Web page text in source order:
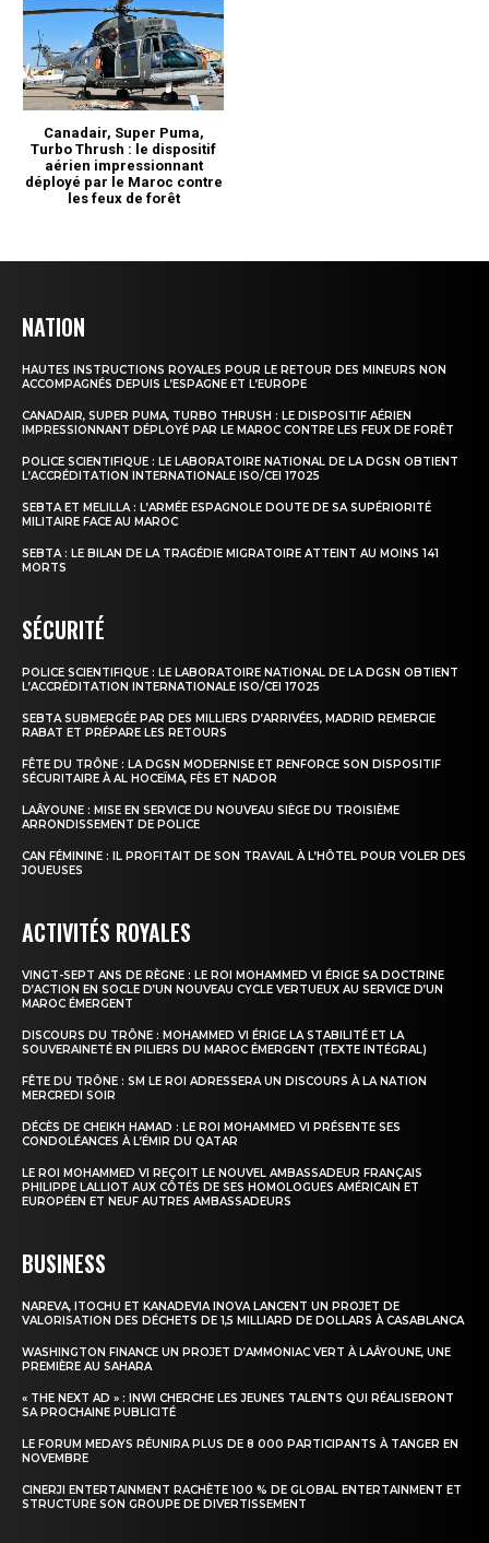
NATION
HAUTES INSTRUCTIONS ROYALES POUR LE RETOUR DES MINEURS NON
ACCOMPAGNÉS DEPUIS L’ESPAGNE ET L’EUROPE
CANADAIR, SUPER PUMA, TURBO THRUSH : LE DISPOSITIF AÉRIEN
IMPRESSIONNANT DÉPLOYÉ PAR LE MAROC CONTRE LES FEUX DE FORÊT
POLICE SCIENTIFIQUE : LE LABORATOIRE NATIONAL DE LA DGSN OBTIENT
L’ACCRÉDITATION INTERNATIONALE ISO/CEI 17025
SEBTA ET MELILLA : L’ARMÉE ESPAGNOLE DOUTE DE SA SUPÉRIORITÉ
MILITAIRE FACE AU MAROC
SEBTA : LE BILAN DE LA TRAGÉDIE MIGRATOIRE ATTEINT AU MOINS 141
MORTS
SÉCURITÉ
POLICE SCIENTIFIQUE : LE LABORATOIRE NATIONAL DE LA DGSN OBTIENT
L’ACCRÉDITATION INTERNATIONALE ISO/CEI 17025
SEBTA SUBMERGÉE PAR DES MILLIERS D’ARRIVÉES, MADRID REMERCIE
RABAT ET PRÉPARE LES RETOURS
FÊTE DU TRÔNE : LA DGSN MODERNISE ET RENFORCE SON DISPOSITIF
SÉCURITAIRE À AL HOCEÏMA, FÈS ET NADOR
LAÂYOUNE : MISE EN SERVICE DU NOUVEAU SIÈGE DU TROISIÈME
ARRONDISSEMENT DE POLICE
CAN FÉMININE : IL PROFITAIT DE SON TRAVAIL À L’HÔTEL POUR VOLER DES
JOUEUSES
ACTIVITÉS ROYALES
VINGT-SEPT ANS DE RÈGNE : LE ROI MOHAMMED VI ÉRIGE SA DOCTRINE
D’ACTION EN SOCLE D’UN NOUVEAU CYCLE VERTUEUX AU SERVICE D’UN
MAROC ÉMERGENT
DISCOURS DU TRÔNE : MOHAMMED VI ÉRIGE LA STABILITÉ ET LA
SOUVERAINETÉ EN PILIERS DU MAROC ÉMERGENT (TEXTE INTÉGRAL)
FÊTE DU TRÔNE : SM LE ROI ADRESSERA UN DISCOURS À LA NATION
MERCREDI SOIR
DÉCÈS DE CHEIKH HAMAD : LE ROI MOHAMMED VI PRÉSENTE SES
CONDOLÉANCES À L’ÉMIR DU QATAR
LE ROI MOHAMMED VI REÇOIT LE NOUVEL AMBASSADEUR FRANÇAIS
PHILIPPE LALLIOT AUX CÔTÉS DE SES HOMOLOGUES AMÉRICAIN ET
EUROPÉEN ET NEUF AUTRES AMBASSADEURS
BUSINESS
NAREVA, ITOCHU ET KANADEVIA INOVA LANCENT UN PROJET DE
VALORISATION DES DÉCHETS DE 1,5 MILLIARD DE DOLLARS À CASABLANCA
WASHINGTON FINANCE UN PROJET D’AMMONIAC VERT À LAÂYOUNE, UNE
PREMIÈRE AU SAHARA
« THE NEXT AD » : INWI CHERCHE LES JEUNES TALENTS QUI RÉALISERONT
SA PROCHAINE PUBLICITÉ
LE FORUM MEDAYS RÉUNIRA PLUS DE 8 000 PARTICIPANTS À TANGER EN
NOVEMBRE
CINERJI ENTERTAINMENT RACHÈTE 100 % DE GLOBAL ENTERTAINMENT ET
STRUCTURE SON GROUPE DE DIVERTISSEMENT